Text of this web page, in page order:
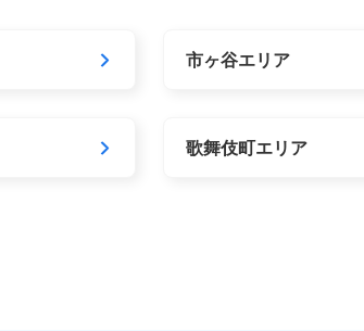
市ヶ谷エリア
歌舞伎町エリア